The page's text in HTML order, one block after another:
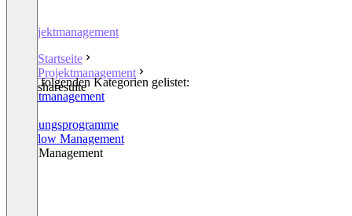
Projektmanagement
Startseite
Projektmanagement
sharesuite
In den folgenden Kategorien gelistet:
Projektmanagement
Rechnungsprogramme
Workflow Management
Email Management